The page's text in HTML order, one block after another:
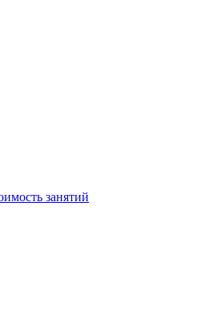
занятий